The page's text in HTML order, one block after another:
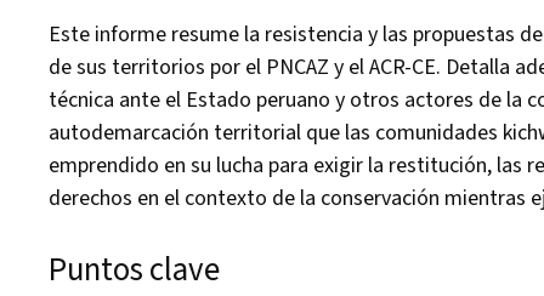
Este informe resume la resistencia y las propuestas
de sus territorios por el PNCAZ y el ACR-CE. Detalla
técnica ante el Estado peruano y otros actores de la
autodemarcación territorial que las comunidades
emprendido en su lucha para exigir la restitución, las
derechos en el contexto de la conservación mientras
Puntos clave